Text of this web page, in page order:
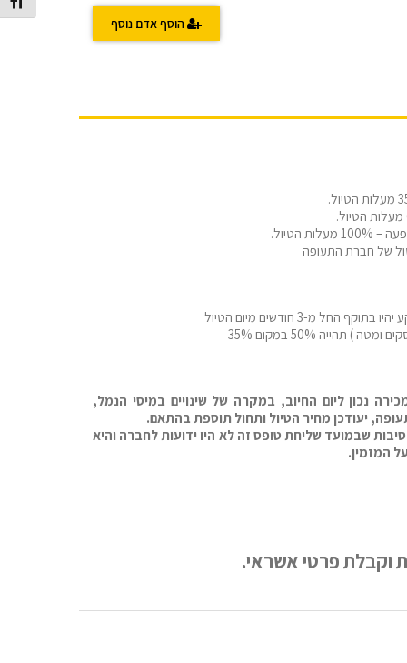
הוסף אדם נוסף
של חברת התעופה
נכון ליום החיוב, במקרה של שינויים במיסי הנמל,
יעודכן מחיר הטיול ותחול תוספת בהתאם.
שבמועד שליחת טופס זה לא היו ידועות לחברה והיא
המזמין.